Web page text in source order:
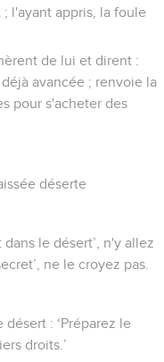
l'ayant appris, la foule
de lui et dirent :
avancée ; renvoie la
pour s'acheter des
déserte
le désert’, n'y allez
ne le croyez pas.
: ‘Préparez le
droits.’